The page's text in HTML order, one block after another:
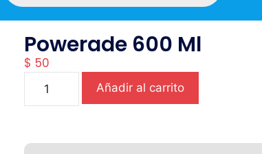
Powerade 600 Ml
$ 50
Añadir al carrito